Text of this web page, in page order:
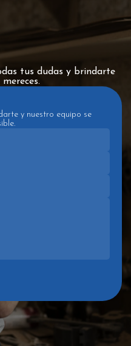
tus dudas y brindarte
y nuestro equipo se